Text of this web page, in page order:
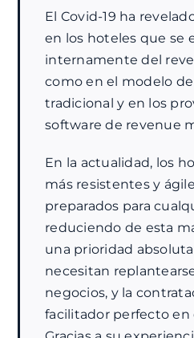
El Covid-19 ha
en los hoteles que se
internamente del
como en el modelo
tradicional y en los
software de revenue
En la actualidad, los
más resistentes y
preparados para
reduciendo de esta
una prioridad
necesitan
negocios, y la
facilitador perfecto en